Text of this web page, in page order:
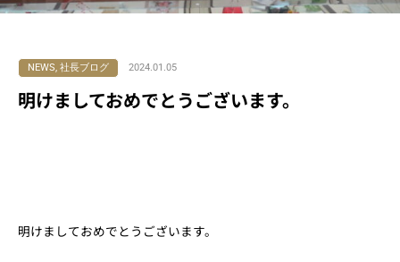
NEWS, 社長ブログ 2024.01.05
明けましておめでとうございます。
明けましておめでとうございます。